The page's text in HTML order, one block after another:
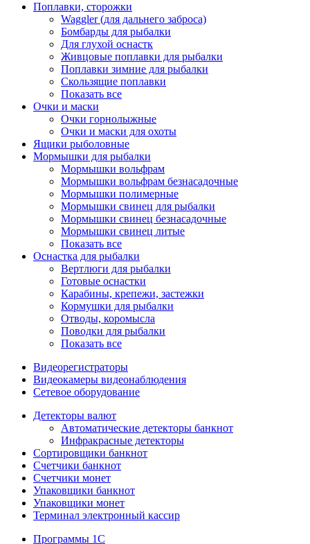
Поплавки, сторожки
Waggler (для дальнего заброса)
Бомбарды для рыбалки
Для глухой оснастк
Живцовые поплавки для рыбалки
Поплавки зимние для рыбалки
Скользящие поплавки
Показать все
Очки и маски
Очки горнолыжные
Очки и маски для охоты
Ящики рыболовные
Мормышки для рыбалки
Мормышки вольфрам
Мормышки вольфрам безнасадочные
Мормышки полимерные
Мормышки свинец для рыбалки
Мормышки свинец безнасадочные
Мормышки свинец литые
Показать все
Оснастка для рыбалки
Вертлюги для рыбалки
Готовые оснастки
Карабины, крепежи, застежки
Кормушки для рыбалки
Отводы, коромысла
Поводки для рыбалки
Показать все
Видеорегистраторы
Видеокамеры видеонаблюдения
Сетевое оборудование
Детекторы валют
Автоматические детекторы банкнот
Инфракрасные детекторы
Сортировщики банкнот
Счетчики банкнот
Счетчики монет
Упаковщики банкнот
Упаковщики монет
Терминал электронный кассир
Программы 1C